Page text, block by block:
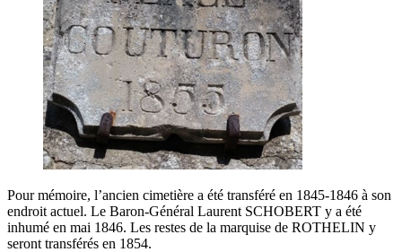
Pour mémoire, l’ancien cimetière a été transféré en 1845-1846 à son
endroit actuel. Le Baron-Général Laurent SCHOBERT y a été
inhumé en mai 1846. Les restes de la marquise de ROTHELIN y
seront transférés en 1854.